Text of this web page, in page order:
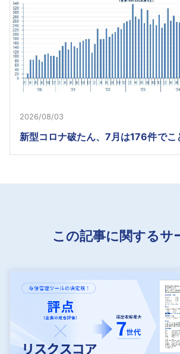
2026/08/03
新型コロナ破たん、7月は176件でこ
この記事に関するサ